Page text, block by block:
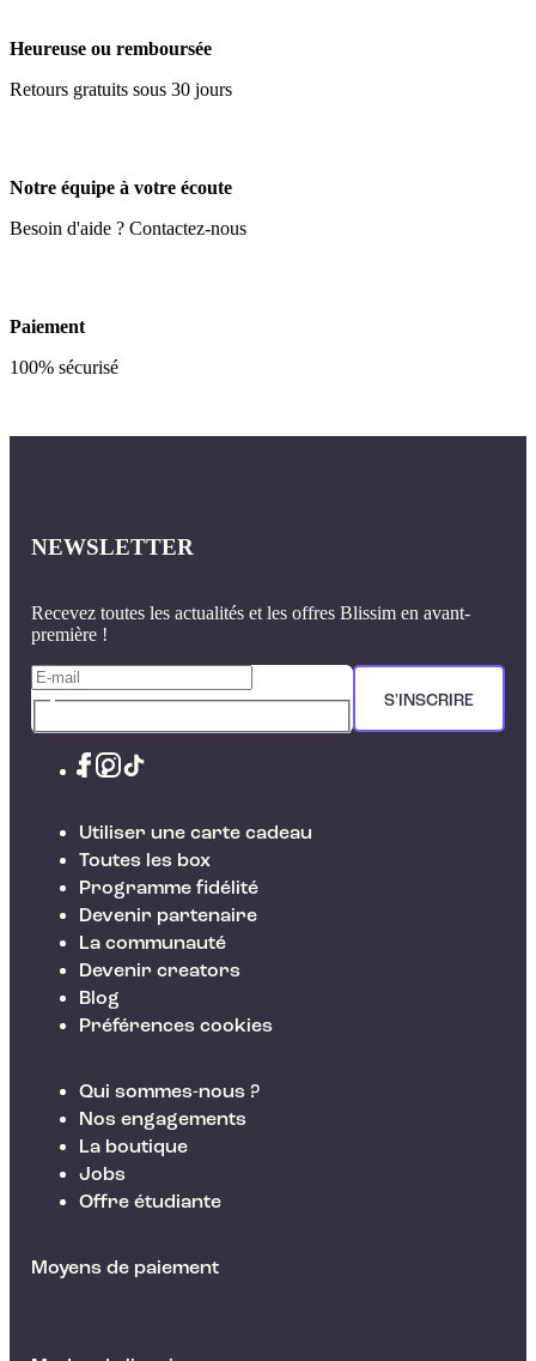
Heureuse ou remboursée
Retours gratuits sous 30 jours
Notre équipe à votre écoute
Besoin d'aide ? Contactez-nous
Paiement
100% sécurisé
NEWSLETTER
Recevez toutes les actualités et les offres Blissim en avant-
première !
S'INSCRIRE
Utiliser une carte cadeau
Toutes les box
Programme fidélité
Devenir partenaire
La communauté
Devenir creators
Blog
Préférences cookies
Qui sommes-nous ?
Nos engagements
La boutique
Jobs
Offre étudiante
Moyens de paiement